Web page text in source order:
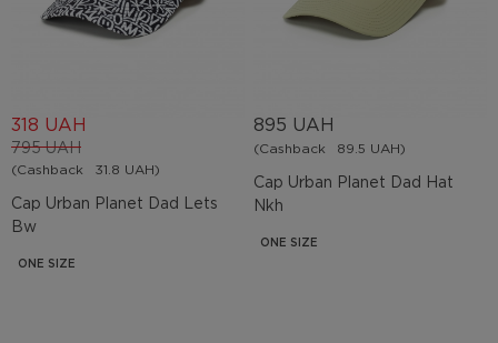
Cap Urban Planet Dad Lets
Bw
795 UAH
318 UAH
(Cashback 31.8 UAH)
ONE SIZE
Cap Urban Planet Dad Hat
Nkh
895 UAH
(Cashback 89.5 UAH)
ONE SIZE